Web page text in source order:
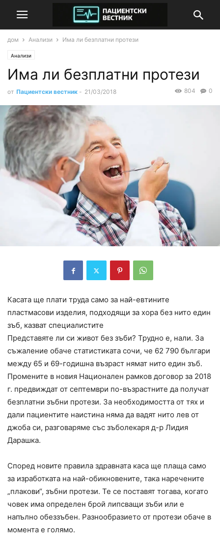
дом Анализи Има ли безплатни протези
Анализи
Има ли безплатни протези
от Пациентски вестник - 21/03/2018 0
804
Касата ще плати труда само за най-евтините
пластмасови изделия, подходящи за хора без нито един
зъб, казват специалистите
Представяте ли си живот без зъби? Трудно е, нали. За
съжаление обаче статистиката сочи, че 62 790 българи
между 65 и 69-годишна възраст нямат нито един зъб.
Промените в новия Национален рамков договор за 2018
г. предвиждат от септември по-възрастните да получат
безплатни зъбни протези. За необходимостта от тях и
дали пациентите наистина няма да вадят нито лев от
джоба си, разговаряме със зъболекаря д-р Лидия
Дарашка.
Според новите правила здравната каса ще плаща само
за изработката на най-обикновените, така наречените
„плакови“, зъбни протези. Те се поставят тогава, когато
човек има определен брой липсващи зъби или е
напълно обеззъбен. Разнообразието от протези обаче в
момента е голямо.